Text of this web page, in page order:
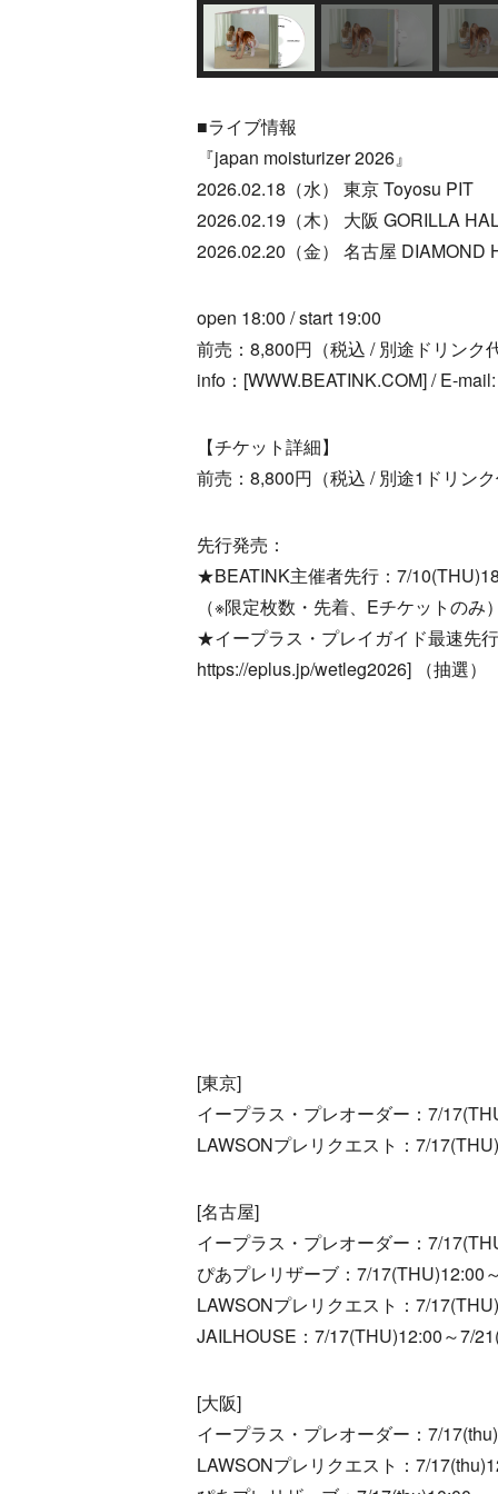
■ライブ情報
『japan moisturizer 2026』
2026.02.18（水） 東京 Toyosu PIT
2026.02.19（木） 大阪 GORILLA
2026.02.20（金） 名古屋 DIAMOND
open 18:00 / start 19:00
前売：8,800円（税込 / 別途ドリンク
info：[WWW.BEATINK.COM] / E-
【チケット詳細】
前売：8,800円（税込 / 別途1ドリン
先行発売：
★BEATINK主催者先行：7/
（※限定枚数・先着、Eチケットのみ
★イープラス・プレイガイド最速先
https://eplus.jp/wetleg2026] （抽選）
[東京]
イープラス・プレオーダー：7/
LAWSONプレリクエスト：7/
[名古屋]
イープラス・プレオーダー：7/
ぴあプレリザーブ：7/17(THU)12:00
LAWSONプレリクエスト：7/
JAILHOUSE：7/17(THU)12:00～7/
[大阪]
イープラス・プレオーダー：7/
LAWSONプレリクエスト：7/